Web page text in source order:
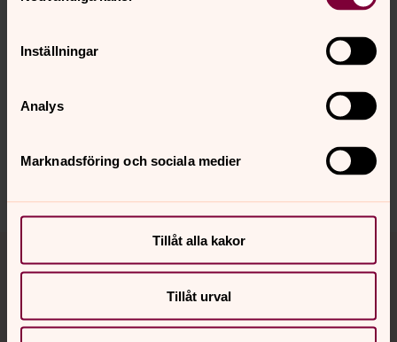
Inställningar
Analys
Marknadsföring och sociala medier
Tillåt alla kakor
Tillåt urval
Synpunkter eller frågor på sidans
hudiksvallsbygdens.forsamling@svenskakyrkan.se
Kontakt